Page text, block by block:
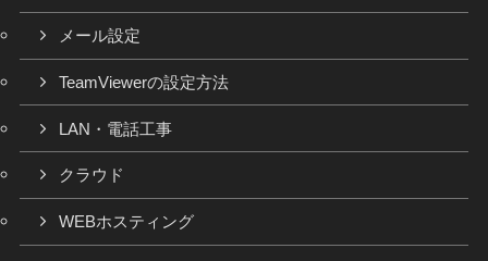
メール設定
TeamViewerの設定方法
LAN・電話工事
クラウド
WEBホスティング